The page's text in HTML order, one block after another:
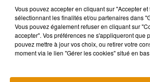
développement,un prototype est
suriOSetAndroid.
Vous pouvez accepter en cliquant sur "Accepter
sélectionnant les finalités et/ou partenaires dans
Vous pouvez également refuser en cliquant sur
accepter". Vos préférences ne s'appliqueront que
pouvez mettre à jour vos choix, ou retirer votre
moment via le lien "Gérer les cookies" situé en